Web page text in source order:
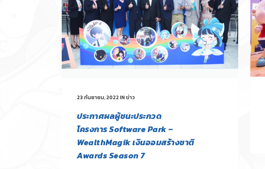
23 กันยายน, 2022 IN ข่าว
ประกาศผลผู้ชนะประกวด
โครงการ Software Park –
WealthMagik เงินออมสร้างชาติ
Awards Season 7